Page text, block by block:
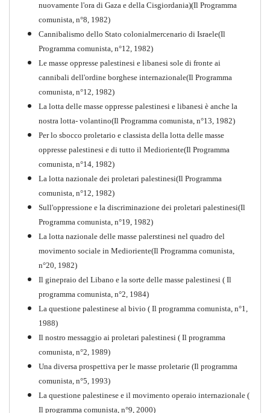
Perchè la Russia non era
comunista
Quaderno n°10
1917-2017 Ieri Oggi Domani
PDF Quaderno n°9
nuovamente l'ora di Gaza e della Cisgiordania)(Il Programma
comunista, n°8, 1982)
Cannibalismo dello Stato colonialmercenario di Israele(Il
Programma comunista, n°12, 1982)
Le masse oppresse palestinesi e libanesi sole di fronte ai
cannibali dell'ordine borghese internazionale(Il Programma
comunista, n°12, 1982)
La lotta delle masse oppresse palestinesi e libanesi è anche la
nostra lotta- volantino(Il Programma comunista, n°13, 1982)
Per lo sbocco proletario e classista della lotta delle masse
oppresse palestinesi e di tutto il Medioriente(Il Programma
comunista, n°14, 1982)
La lotta nazionale dei proletari palestinesi(Il Programma
comunista, n°12, 1982)
Sull'oppressione e la discriminazione dei proletari palestinesi(Il
Programma comunista, n°19, 1982)
La lotta nazionale delle masse palerstinesi nel quadro del
movimento sociale in Medioriente(Il Programma comunista,
n°20, 1982)
Il ginepraio del Libano e la sorte delle masse palestinesi ( Il
programma comunista, n°2, 1984)
La questione palestinese al bivio ( Il programma comunista, n°1,
1988)
Il nostro messaggio ai proletari palestinesi ( Il programma
comunista, n°2, 1989)
Una diversa prospettiva per le masse proletarie (Il programma
comunista, n°5, 1993)
La questione palestinese e il movimento operaio internazionale (
Il programma comunista, n°9, 2000)